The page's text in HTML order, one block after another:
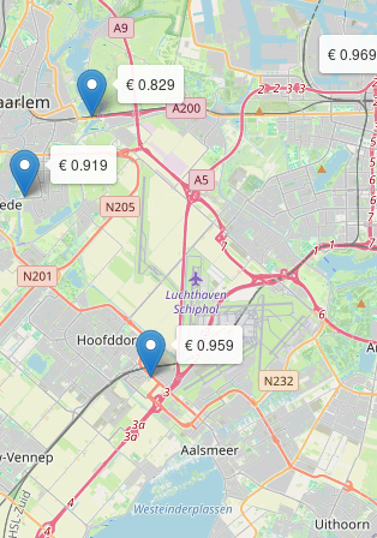
€ 0.829
€ 0.919
€ 0.959
€ 0.969